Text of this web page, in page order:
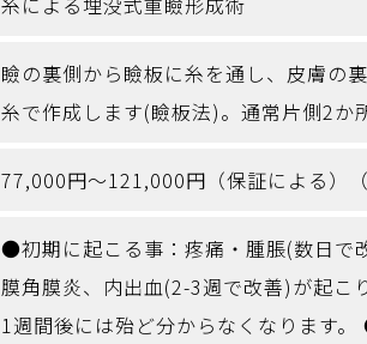
瞼の裏側から瞼板に糸を通し、皮膚の
糸で作成します(瞼板法)。通常片側2か
77,000円～121,000円（保証による）（
●初期に起こる事：疼痛・腫脹(数日で
膜角膜炎、内出血(2-3週で改善)が起こ
1週間後には殆ど分からなくなります